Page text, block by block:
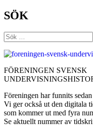
SÖK
Sök
efter:
FÖRENINGEN SVENSK
Föreningen har funnits
Vi ger också ut den digitala
som kommer ut med fyra
Se aktuellt nummer av